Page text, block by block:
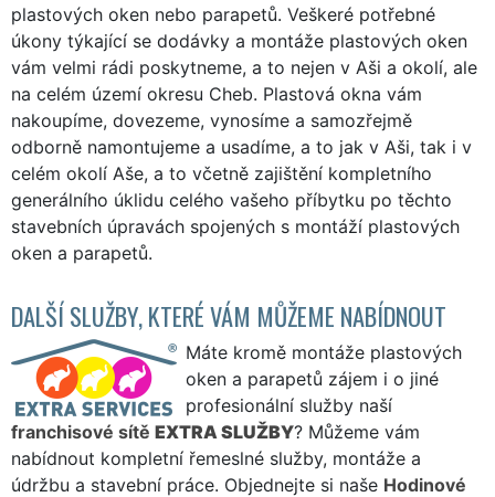
plastových oken nebo parapetů. Veškeré potřebné
úkony týkající se dodávky a montáže plastových oken
vám velmi rádi poskytneme, a to nejen v Aši a okolí, ale
na celém území okresu Cheb. Plastová okna vám
nakoupíme, dovezeme, vynosíme a samozřejmě
odborně namontujeme a usadíme, a to jak v Aši, tak i v
celém okolí Aše, a to včetně zajištění kompletního
generálního úklidu celého vašeho příbytku po těchto
stavebních úpravách spojených s montáží plastových
oken a parapetů.
DALŠÍ SLUŽBY, KTERÉ VÁM MŮŽEME NABÍDNOUT
Máte kromě montáže plastových
oken a parapetů zájem i o jiné
profesionální služby naší
franchisové sítě EXTRA SLUŽBY? Můžeme vám
nabídnout kompletní řemeslné služby, montáže a
údržbu a stavební práce. Objednejte si naše Hodinové